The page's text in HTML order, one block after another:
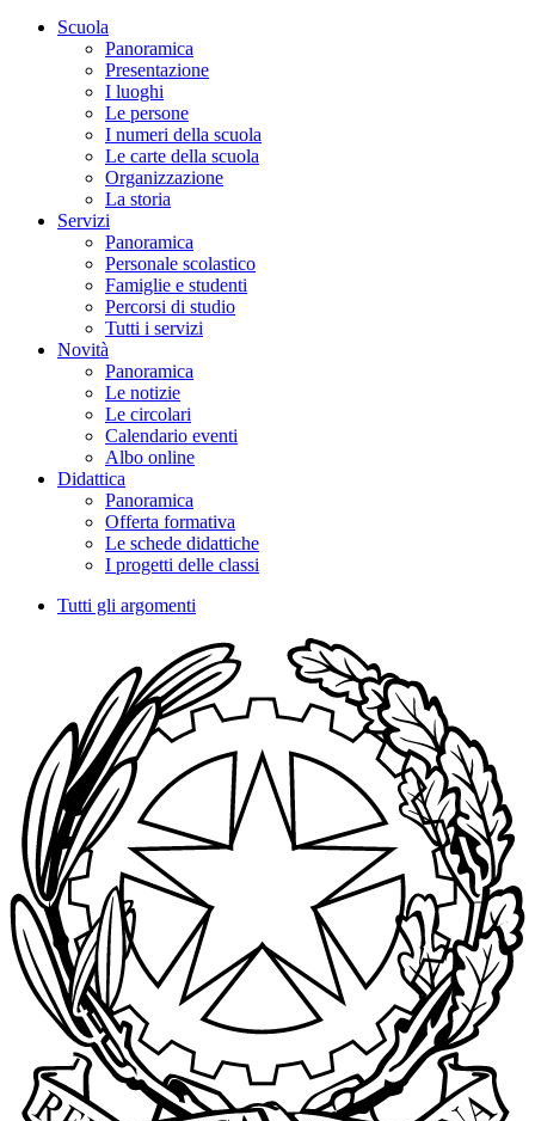
Scuola
Panoramica
Presentazione
I luoghi
Le persone
I numeri della scuola
Le carte della scuola
Organizzazione
La storia
Servizi
Panoramica
Personale scolastico
Famiglie e studenti
Percorsi di studio
Tutti i servizi
Novità
Panoramica
Le notizie
Le circolari
Calendario eventi
Albo online
Didattica
Panoramica
Offerta formativa
Le schede didattiche
I progetti delle classi
Tutti gli argomenti